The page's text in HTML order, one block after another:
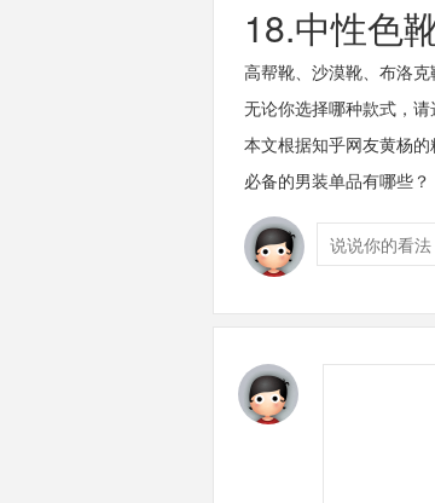
18.中性色
高帮靴、沙漠靴、布洛克
无论你选择哪种款式，
本文根据知乎网友黄杨
必备的男装单品有哪些